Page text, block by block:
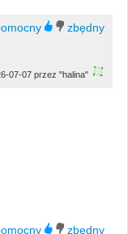
07-07 przez "halina"